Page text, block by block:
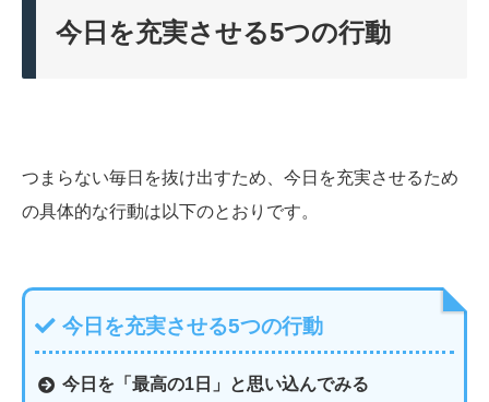
今日を充実させる5つの行動
つまらない毎日を抜け出すため、今日を充実させるため
の具体的な行動は以下のとおりです。
今日を充実させる5つの行動
今日を「最高の1日」と思い込んでみる